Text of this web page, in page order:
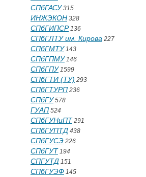
СПбГАСУ315
ИНЖЭКОН 328
СПбГИПСР136
СПбГЛТУ им. Кирова 227
СПбГМТУ143
СПбГПМУ146
СПбГПУ1599
СПбГТИ (ТУ) 293
СПбГТУРП 236
СПбГУ578
ГУАП 524
СПбГУНиПТ 291
СПбГУПТД 438
СПбГУСЭ 226
СПбГУТ 194
СПГУТД 151
СПбГУЭФ 145